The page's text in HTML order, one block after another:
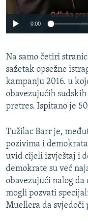
0:00
Na samo četiri
sažetak opsežne
kampanju 2016. u
obavezujućih
pretres. Ispitano je
Tužilac Barr je,
pozivima i
uvid cijeli izvještaj i
demokrate su već
obavezujući nalog
mogli pozvati
Muellera da svjedoči